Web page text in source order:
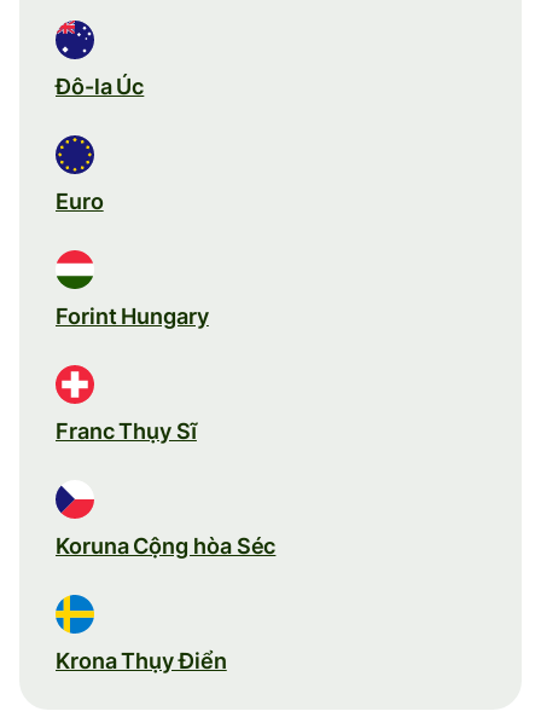
Đô-la Úc
Euro
Forint Hungary
Franc Thụy Sĩ
Koruna Cộng hòa Séc
Krona Thụy Điển